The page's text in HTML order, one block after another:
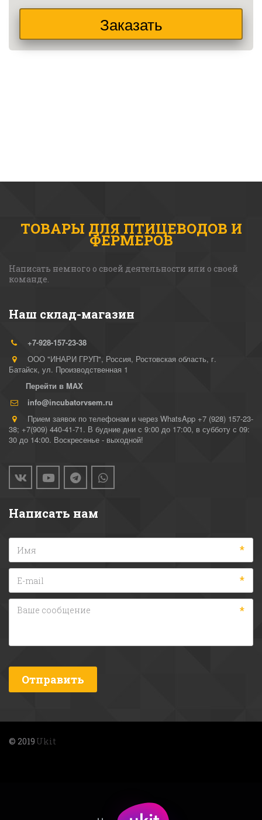
Заказать
ТОВАРЫ ДЛЯ ПТИЦЕВОДОВ И
ФЕРМЕРОВ
Написать немного о своей деятельности или о своей
команде.
Наш склад-магазин
+7-928-157-23-38
ООО "ИНАРИ ГРУП", Россия, Ростовская область, г.
Батайск, ул. Производственная 1
Перейти в MAX
info@incubatorvsem.ru
Прием заявок по телефонам и через WhatsApp +7 (928) 157-23-
38; +7(909) 440-41-71. В будние дни с 9:00 до 17:00, в субботу с 09:
30 до 14:00. Воскресенье - выходной!
Написать нам
*
*
*
Отправить
© 2019 Ukit